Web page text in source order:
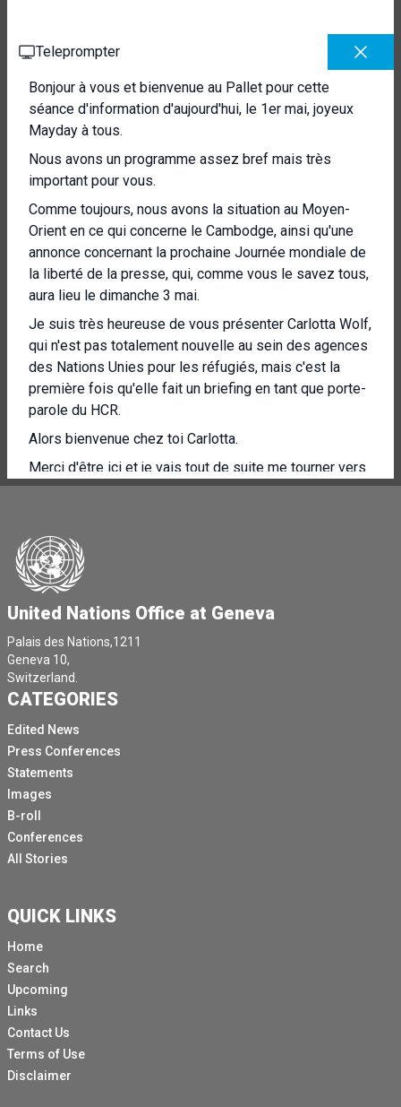
Teleprompter
Bonjour à vous et bienvenue au Pallet pour cette
séance d'information d'aujourd'hui, le 1er mai, joyeux
Mayday à tous.
Nous avons un programme assez bref mais très
important pour vous.
Comme toujours, nous avons la situation au Moyen-
Orient en ce qui concerne le Cambodge, ainsi qu'une
annonce concernant la prochaine Journée mondiale de
la liberté de la presse, qui, comme vous le savez tous,
aura lieu le dimanche 3 mai.
Je suis très heureuse de vous présenter Carlotta Wolf,
qui n'est pas totalement nouvelle au sein des agences
des Nations Unies pour les réfugiés, mais c'est la
première fois qu'elle fait un briefing en tant que porte-
parole du HCR.
Alors bienvenue chez toi Carlotta.
Merci d'être ici et je vais tout de suite me tourner vers
vous pour une mise à jour sur le Moyen-Orient.
C'est un plaisir d'être avec vous aujourd'hui.
Et oui, à partir de l'unité 0, nous allons parler d'attirer
l'attention sur la situation de la crise au Moyen-Orient
et ses répercussions sur les chaînes
d'approvisionnement du monde entier, et en particulier
de la manière dont cela affecte la livraison de l'aide
humanitaire pour l'unité 0.
Nous avons donc obtenu de nouvelles statistiques et
informations de la part de nos collègues fournisseurs.
La crise du Moyen-Orient a eu des répercussions
profondes bien au-delà de la région, avec des
conséquences croissantes sur l'évolution de
l'approvisionnement humanitaire mondial et la
fourniture de l'aide.
Unies pour les réfugiés, à adapter sa stratégie de
livraison.
Le renforcement de la sécurité et l'instabilité autour
des principales routes du Golfe, notamment le détroit
d'Ormuz, font grimper les prix des produits de base et
retardent la livraison des fournitures essentielles du
HCR.
La hausse des coûts des transports, de la nourriture et
United Nations Office at Geneva
Palais des Nations,1211
Geneva 10,
Switzerland.
CATEGORIES
Edited News
Press Conferences
Statements
Images
B-roll
Conferences
All Stories
QUICK LINKS
Home
Search
Upcoming
Links
Contact Us
Terms of Use
Disclaimer